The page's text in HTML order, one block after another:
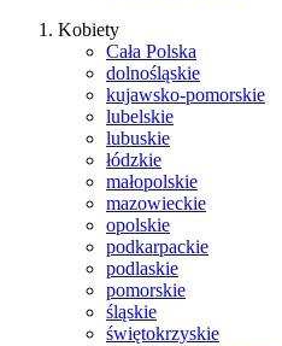
Kobiety
Cała Polska
dolnośląskie
kujawsko-pomorskie
lubelskie
lubuskie
łódzkie
małopolskie
mazowieckie
opolskie
podkarpackie
podlaskie
pomorskie
śląskie
świętokrzyskie